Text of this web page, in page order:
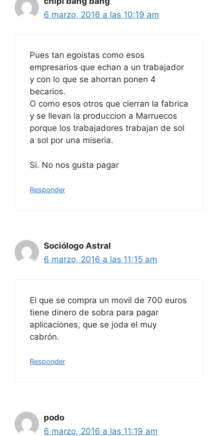
6 marzo, 2016 a las 10:19 am
Pues tan egoistas como esos
empresarios que echan a un trabajador
y con lo que se ahorran ponen 4
becarios.
O como esos otros que cierran la fabrica
y se llevan la produccion a Marruecos
porque los trabajadores trabajan de sol
a sol por una miseria.
Si. No nos gusta pagar
Responder
Sociólogo Astral
6 marzo, 2016 a las 11:15 am
El que se compra un movil de 700 euros
tiene dinero de sobra para pagar
aplicaciones, que se joda el muy
cabrón.
Responder
podo
6 marzo, 2016 a las 11:19 am